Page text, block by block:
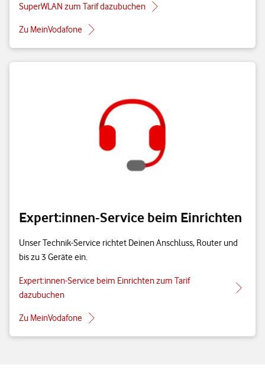
SuperWLAN zum Tarif dazubuchen
Zu MeinVodafone
Expert:innen-Service beim Einrichten
Unser Technik-Service richtet Deinen Anschluss, Router und
bis zu 3 Geräte ein.
Expert:innen-Service beim Einrichten zum Tarif
dazubuchen
Zu MeinVodafone